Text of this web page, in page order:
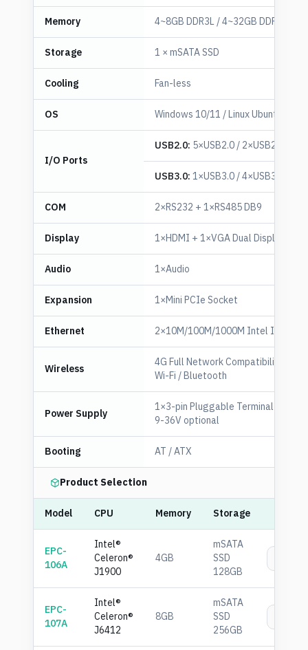
Memory
4~8GB DDR3L / 4~32GB DDR4 /
Storage
1 × mSATA SSD
Cooling
Fan-less
OS
Windows 10/11 / Linux Ubuntu
I/O Ports
USB2.0: 5×USB2.0 / 2×USB2.0
USB3.0:1×USB3.0 / 4×USB3.0
COM
2×RS232 + 1×RS485 DB9
Display
1×HDMI + 1×VGA Dual Display
Audio
1×Audio
Expansion
1×Mini PCIe Socket
Ethernet
2×10M/100M/1000M Intel I210
Wireless
4G Full Network Compatibility
Wi-Fi / Bluetooth
Power Supply
1×3-pin Pluggable Terminal Block
9-36V optional
Booting
AT / ATX
Product Selection
Model
CPU Memory Storage
EPC-
106A
Intel®
Celeron®
J1900
4GB
mSATA
SSD
128GB
EPC-
107A
Intel®
Celeron®
J6412
8GB
mSATA
SSD
256GB